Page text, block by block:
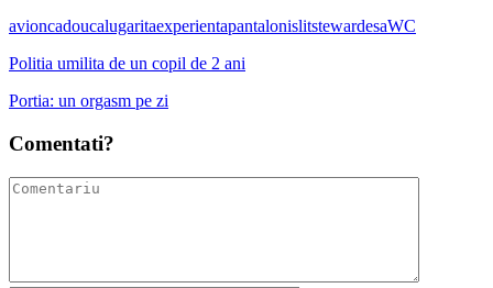
avioncadoucalugaritaexperientapantalonislitstewardesaWC
Politia umilita de un copil de 2 ani
Portia: un orgasm pe zi
Comentati?